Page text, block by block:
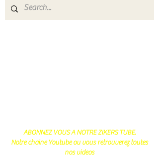
ABONNEZ VOUS A NOTRE ZIKERS TUBE.
Notre chaine Youtube ou vous retrouverez toutes
nos videos